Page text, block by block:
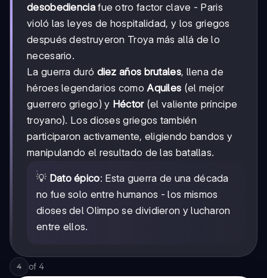
desobedienciafue otro factor clave - Paris
violó las leyes de hospitalidad, y los griegos
después destruyeron Troya más allá de lo
necesario.
La guerra duró diez años brutales, llena de
héroes legendarios comoAquiles (el mejor
guerrero griego) y Héctor(el valiente príncipe
troyano). Los dioses griegos también
participaron activamente, eligiendo bandos y
manipulando el resultado de las batallas.
💡 Dato épico: Esta guerra de una década
no fue solo entre humanos - los mismos
dioses del Olimpo se dividieron y lucharon
entre ellos.
4 of 4